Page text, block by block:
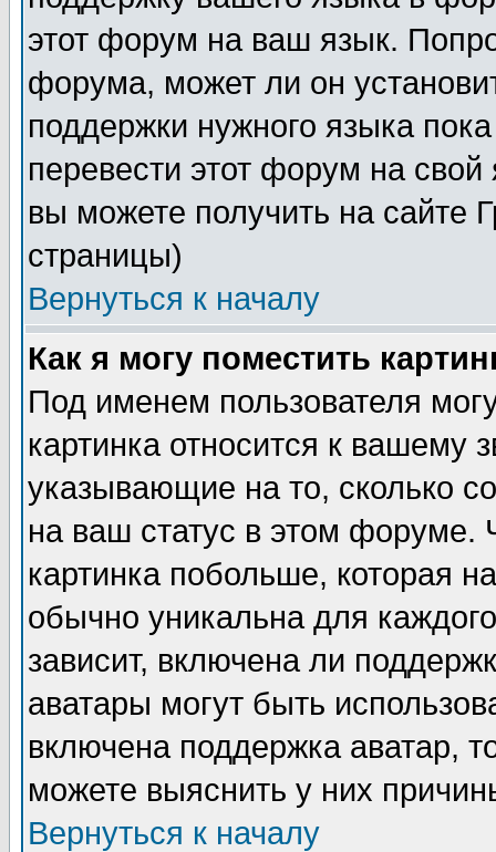
этот форум на ваш язык.
форума, может ли он
поддержки нужного языка
перевести этот форум на
вы можете получить на сайте
страницы)
Вернуться к началу
Как я могу поместить
Под именем пользователя
картинка относится к вашему
указывающие на то, сколько
на ваш статус в этом форуме.
картинка побольше, которая
обычно уникальна для
зависит, включена ли
аватары могут быть
включена поддержка аватар,
можете выяснить у них
Вернуться к началу